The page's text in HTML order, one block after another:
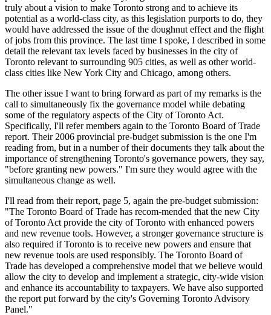
truly about a vision to make Toronto strong and to achieve its
potential as a world-class city, as this legislation purports to do, they
would have addressed the issue of the doughnut effect and the flight
of jobs from this province. The last time I spoke, I described in some
detail the relevant tax levels faced by businesses in the city of
Toronto relevant to surrounding 905 cities, as well as other world-
class cities like New York City and Chicago, among others.
The other issue I want to bring forward as part of my remarks is the
call to simultaneously fix the governance model while debating
some of the regulatory aspects of the City of Toronto Act.
Specifically, I'll refer members again to the Toronto Board of Trade
report. Their 2006 provincial pre-budget submission is the one I'm
reading from, but in a number of their documents they talk about the
importance of strengthening Toronto's governance powers, they say,
"before granting new powers." I'm sure they would agree with the
simultaneous change as well.
I'll read from their report, page 5, again the pre-budget submission:
"The Toronto Board of Trade has recom-mended that the new City
of Toronto Act provide the city of Toronto with enhanced powers
and new revenue tools. However, a stronger governance structure is
also required if Toronto is to receive new powers and ensure that
new revenue tools are used responsibly. The Toronto Board of
Trade has developed a comprehensive model that we believe would
allow the city to develop and implement a strategic, city-wide vision
and enhance its accountability to taxpayers. We have also supported
the report put forward by the city's Governing Toronto Advisory
Panel."